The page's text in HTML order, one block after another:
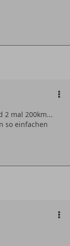
2 mal 200km...
so einfachen